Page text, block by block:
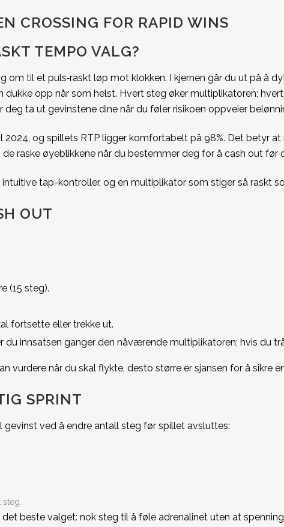
CROSSING FOR RAPID WINS
TEMPO VALG?
om til et puls‑raskt løp mot klokken. I kjernen går du ut på å
opp når som helst. Hvert steg øker multiplikatoren;
ta ut gevinstene dine når du føler risikoen oppveier
og spillets RTP ligger komfortabelt på 98%. Det betyr
raske øyeblikkene når du bestemmer deg for å cash out før
tap-kontroller, og en multiplikator som stiger så raskt
OUT
(15 steg).
fortsette eller trekke ut.
du innsatsen ganger den nåværende multiplikatoren; hvis du
vurdere når du skal flykte, desto større er sjansen for å sikre
SPRINT
gevinst ved å endre antall steg før spillet avsluttes:
beste valget: nok steg til å føle adrenalinet uten at